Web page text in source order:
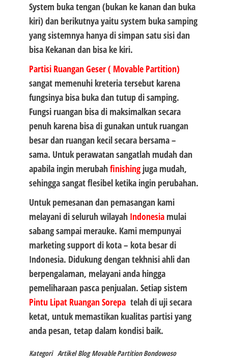
System buka tengan (bukan ke kanan dan buka
kiri) dan berikutnya yaitu system buka samping
yang sistemnya hanya di simpan satu sisi dan
bisa Kekanan dan bisa ke kiri.
Partisi Ruangan Geser ( Movable Partition)
sangat memenuhi kreteria tersebut karena
fungsinya bisa buka dan tutup di samping.
Fungsi ruangan bisa di maksimalkan secara
penuh karena bisa di gunakan untuk ruangan
besar dan ruangan kecil secara bersama –
sama. Untuk perawatan sangatlah mudah dan
apabila ingin merubahfinishingjuga mudah,
sehingga sangat flesibel ketika ingin perubahan.
Untuk pemesanan dan pemasangan kami
melayani di seluruh wilayah Indonesiamulai
sabang sampai merauke. Kami mempunyai
marketing support di kota – kota besar di
Indonesia. Didukung dengan tekhnisi ahli dan
berpengalaman, melayani anda hingga
pemeliharaan pasca penjualan. Setiap sistem
Pintu Lipat Ruangan Sorepa telah di uji secara
ketat, untuk memastikan kualitas partisi yang
anda pesan, tetap dalam kondisi baik.
Kategori Artikel Blog Movable Partition Bondowoso